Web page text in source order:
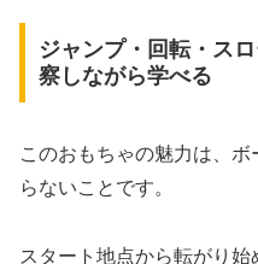
ジャンプ・回転・ス
察しながら学べる
このおもちゃの魅力は、
らないことです。
スタート地点から転がり